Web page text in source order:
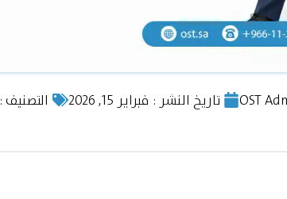
OST تاريخ النشر : فبراير 15, 2026 التصنيف :